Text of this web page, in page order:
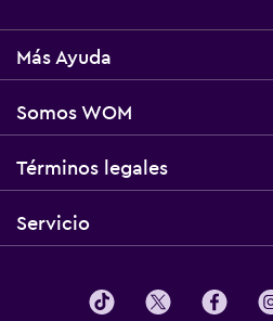
Más Ayuda
Somos WOM
Términos legales
Servicio